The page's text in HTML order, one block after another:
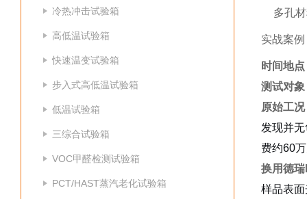
冷热冲击试验箱
高低温试验箱
快速温变试验箱
步入式高低温试验箱
低温试验箱
三综合试验箱
VOC甲醛检测试验箱
PCT/HAST蒸汽老化试验箱
多孔
实战案
时间地点
测试对象
原始工况
发现并
费约60
换用德
样品表